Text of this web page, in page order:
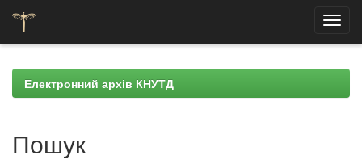
navigationЕлектронний архів КНУТД
Пошук